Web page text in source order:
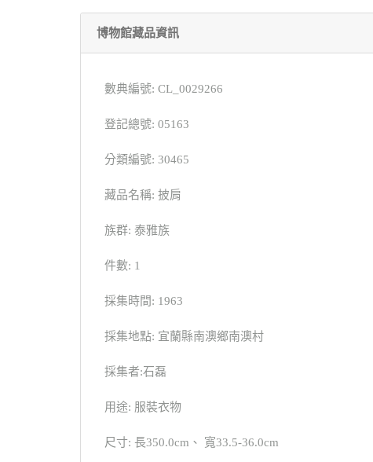
博物館藏品資訊
數典編號: CL_0029266
登記總號: 05163
分類編號: 30465
藏品名稱: 披肩
族群: 泰雅族
件數: 1
採集時間: 1963
採集地點: 宜蘭縣南澳鄉南澳村
採集者:石磊
用途: 服裝衣物
尺寸: 長350.0cm、 寬33.5-36.0cm